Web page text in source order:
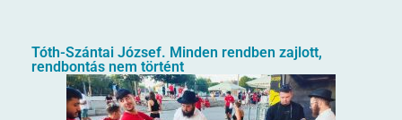
Tóth-Szántai József. Minden rendben zajlott,
rendbontás nem történt